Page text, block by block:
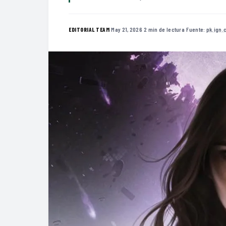
EDITORIAL TEAM·May 21, 2026·2 min de lectura·Fuente: